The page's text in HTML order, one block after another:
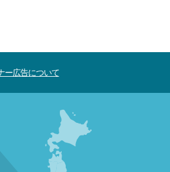
ー広告について